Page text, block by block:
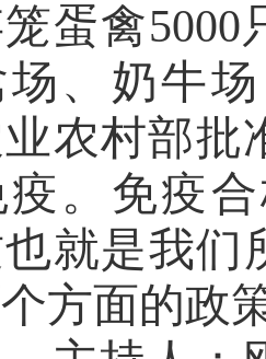
蛋禽5000
、奶牛
农村部批
。免疫
就是我们
方面的政